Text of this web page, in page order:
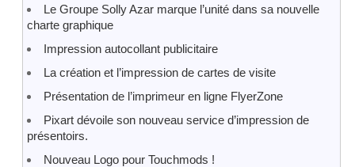
Le Groupe Solly Azar marque l’unité dans sa nouvelle
charte graphique
Impression autocollant publicitaire
La création et l’impression de cartes de visite
Présentation de l’imprimeur en ligne FlyerZone
Pixart dévoile son nouveau service d’impression de
présentoirs.
Nouveau Logo pour Touchmods !